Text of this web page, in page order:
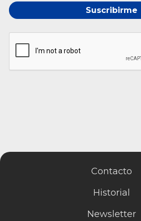
Suscribirme
Contacto
Historial
Newsletter